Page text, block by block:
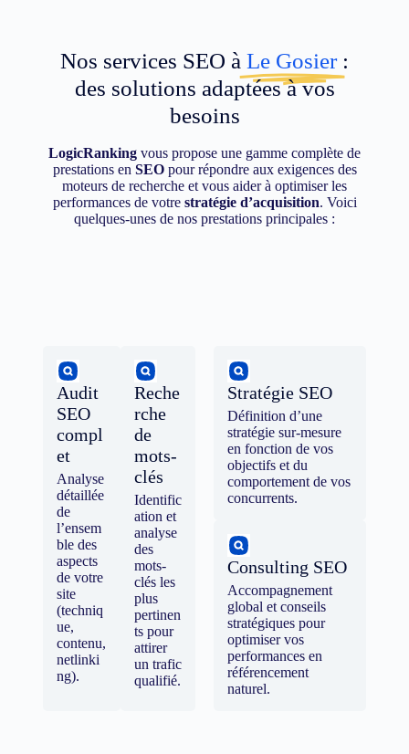
Nos services SEO à Le Gosier :
des solutions adaptées à vos
besoins
LogicRanking vous propose une gamme complète de
prestations en SEOpour répondre aux exigences des
moteurs de recherche et vous aider à optimiser les
performances de votre stratégie d’acquisition. Voici
quelques-unes de nos prestations principales :
Audit
SEO
compl
et
Analyse
détaillée
de
l’ensem
ble des
aspects
de votre
site
(techniq
ue,
contenu,
netlinki
ng).
Reche
rche
de
mots-
clés
Identific
ation et
analyse
des
mots-
clés les
plus
pertinen
ts pour
attirer
un trafic
qualifié.
Stratégie SEO
Définition d’une
stratégie sur-mesure
en fonction de vos
objectifs et du
comportement de vos
concurrents.
Consulting SEO
Accompagnement
global et conseils
stratégiques pour
optimiser vos
performances en
référencement
naturel.